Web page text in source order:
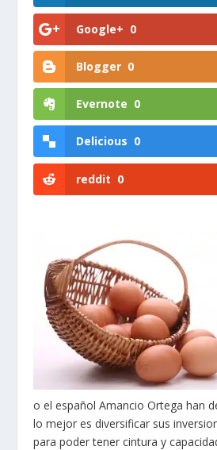
Google+ 0
Blogger 0
Evernote 0
Delicious 0
reddit 0
o el español Amancio Ortega han
lo mejor es diversificar sus
para poder tener cintura y